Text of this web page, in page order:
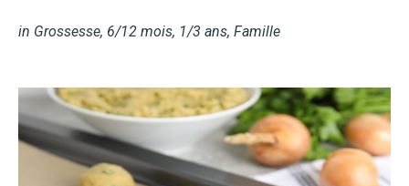
in Grossesse, 6/12 mois, 1/3 ans, Famille